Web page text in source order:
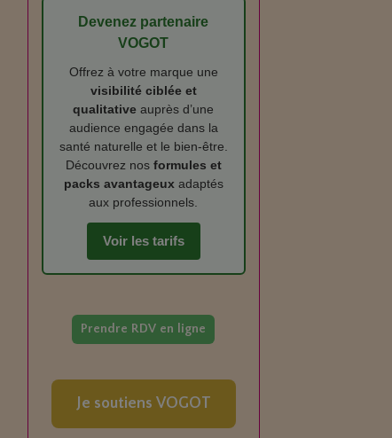
Devenez partenaire
VOGOT
Offrez à votre marque une
visibilité ciblée et
qualitative auprès d’une
audience engagée dans la
santé naturelle et le bien‑être.
Découvrez nos formules et
packs avantageuxadaptés
aux professionnels.
Voir les tarifs
Prendre RDV en ligne
Je soutiens VOGOT